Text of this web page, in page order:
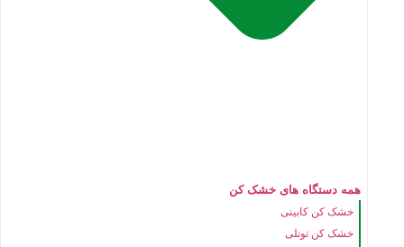
همه دستگاه های خشک کن
خشک کن کابینی
خشک کن تونلی